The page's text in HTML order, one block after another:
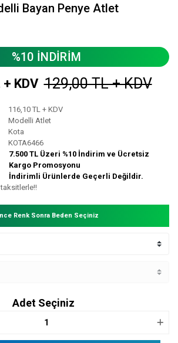
Bayan Penye Atlet
%10 İNDİRİM
KDV 129,00 TL + KDV
116,10 TL + KDV
Modelli Atlet
Kota
KOTA6466
7.500 TL Üzeri %10 İndirim ve Ücretsiz
Kargo Promosyonu
İndirimli Ürünlerde Geçerli Değildir.
Renk Sonra Beden Seçiniz
Adet Seçiniz